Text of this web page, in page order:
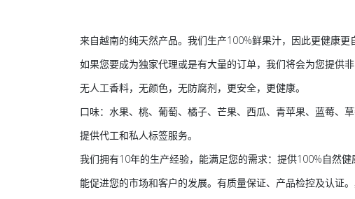
来自越南的纯天然产品。我们生产100%鲜果汁，因此更健康更
如果您要成为独家代理或是有大量的订单，我们将会为您提供非
无人工香料，无颜色，无防腐剂，更安全，更健康。
口味：水果、桃、葡萄、橘子、芒果、西瓜、青苹果、蓝莓、草
提供代工和私人标签服务。
我们拥有10年的生产经验，能满足您的需求：提供100%自然健
能促进您的市场和客户的发展。有质量保证、产品检控及认证